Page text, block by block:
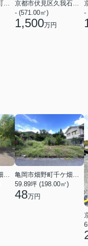
- (571.00㎡)
1,500万円
-
亀岡市畑野町千ケ畑高橋
亀岡市畑野町千ケ畑クルビ谷
59.89坪 (198.00㎡)
48万円